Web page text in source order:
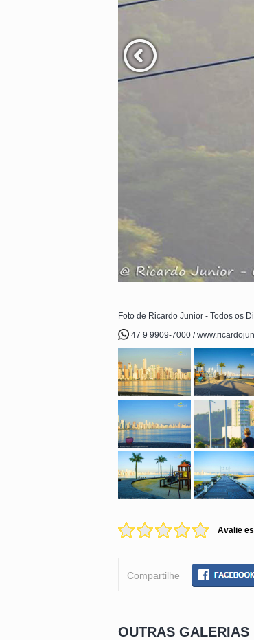
Foto de Ricardo Junior - Todos os
47 9 9909-7000 /
Avalie
Compartilhe
OUTRAS